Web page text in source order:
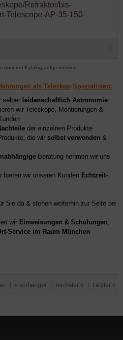
Refraktor/bis-
Telescope-AP-35-150-
unseren Katalog aufgenommen.
als Teleskop-Spezialisten:
selber leidenschaftlich Astronomie
wir Teleskope, Montierungen &
der einzelnen Produkte
die wir selbst verwenden &
Beratung nehmen wir uns
bieten wir unseren Kunden Echtzeit-
Sie da & stehen weiterhin zur Seite bei
wir Einweisungen & Schulungen,
Service im Raum München
« vorheriger nächster » Letzter »